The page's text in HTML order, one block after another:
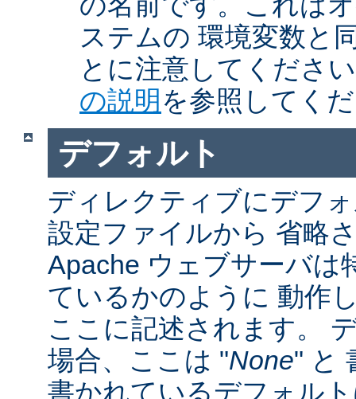
ステムの 環境変数と
とに注意してくださ
の説明 を参照してく
デフォルト
ディレクティブにデフ
設定ファイルから 省略
Apache ウェブサーバは
ているかのように 動作
ここに記述されます。
場合、ここは "None" と
書かれているデフォル